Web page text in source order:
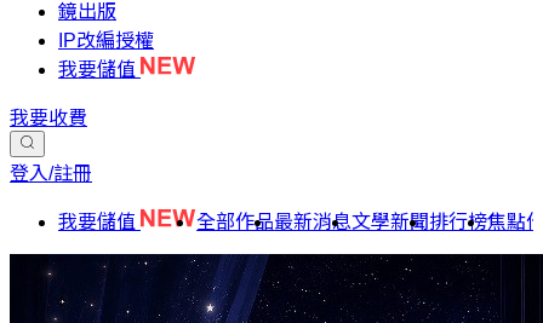
鏡出版
IP改編授權
我要儲值
我要收費
登入/註冊
我要儲值 全部作品最新消息文學新聞排行榜焦點